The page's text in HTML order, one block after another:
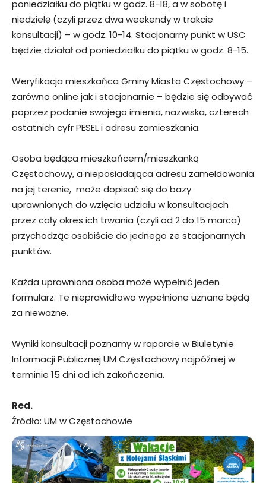
poniedziałku do piątku w godz. 8-18, a w sobotę i
niedzielę (czyli przez dwa weekendy w trakcie
konsultacji) – w godz. 10-14. Stacjonarny punkt w USC
będzie działał od poniedziałku do piątku w godz. 8-15.
Weryfikacja mieszkańca Gminy Miasta Częstochowy –
zarówno online jak i stacjonarnie – będzie się odbywać
poprzez podanie swojego imienia, nazwiska, czterech
ostatnich cyfr PESEL i adresu zamieszkania.
Osoba będąca mieszkańcem/mieszkanką
Częstochowy, a nieposiadająca adresu zameldowania
na jej terenie, może dopisać się do bazy
uprawnionych do wzięcia udziału w konsultacjach
przez cały okres ich trwania (czyli od 2 do 15 marca)
przychodząc osobiście do jednego ze stacjonarnych
punktów.
Każda uprawniona osoba może wypełnić jeden
formularz. Te nieprawidłowo wypełnione uznane będą
za nieważne.
Wyniki konsultacji poznamy w raporcie w Biuletynie
Informacji Publicznej UM Częstochowy najpóźniej w
terminie 15 dni od ich zakończenia.
Red.
Źródło: UM w Częstochowie